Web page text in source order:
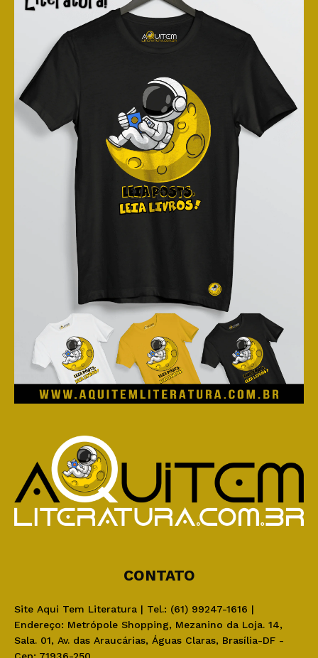
CONTATO
Site Aqui Tem Literatura | Tel.: (61) 99247-1616 |
Endereço: Metrópole Shopping, Mezanino da Loja. 14,
Sala. 01, Av. das Araucárias, Águas Claras, Brasília-DF -
Cep: 71936-250